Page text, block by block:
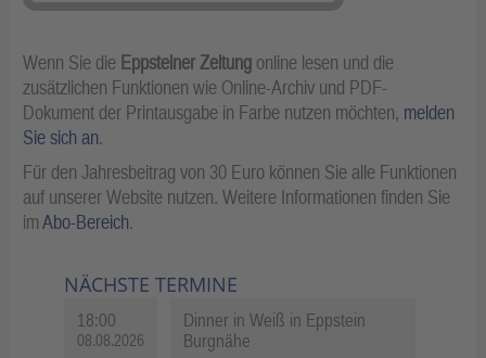
Wenn Sie die Eppsteiner Zeitung online lesen und die
zusätzlichen Funktionen wie Online-Archiv und PDF-
Dokument der Printausgabe in Farbe nutzen möchten, melden
Sie sich an.
Für den Jahresbeitrag von 30 Euro können Sie alle Funktionen
auf unserer Website nutzen. Weitere Informationen finden Sie
imAbo-Bereich.
NÄCHSTE TERMINE
18:00
08.08.2026
Dinner in Weiß in Eppstein
Burgnähe